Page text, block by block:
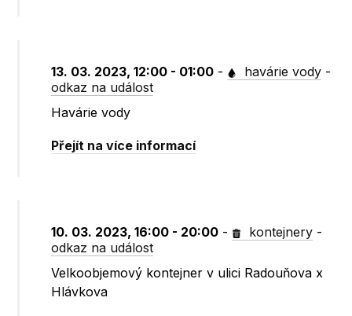
13. 03. 2023, 12:00 - 01:00 - havárie vody -
odkaz na událost
Havárie vody
Přejít na více informací
10. 03. 2023, 16:00 - 20:00 - kontejnery -
odkaz na událost
Velkoobjemový kontejner v ulici Radouňova x
Hlávkova